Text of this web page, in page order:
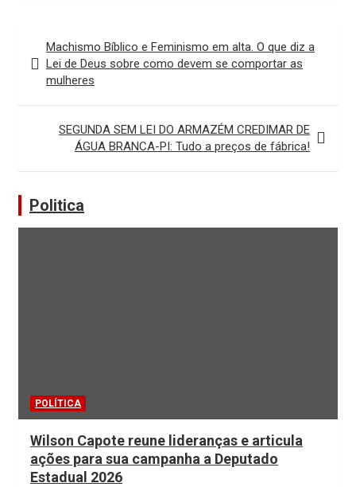
de
Post
Machismo Bíblico e Feminismo em alta. O que diz a
Lei de Deus sobre como devem se comportar as
mulheres
SEGUNDA SEM LEI DO ARMAZÉM CREDIMAR DE
ÁGUA BRANCA-PI: Tudo a preços de fábrica!
Politica
POLÍTICA
Wilson Capote reune lideranças e articula
ações para sua campanha a Deputado
Estadual 2026